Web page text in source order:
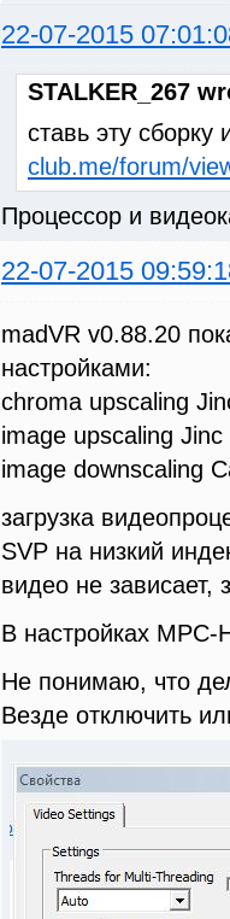
22-07-2015
STALKER_267
ставь эту сборку
club.me/forum/
Процессор и
22-07-2015
madVR v0.88.20
настройками:
chroma upscaling
image upscaling
image downscaling
загрузка
SVP на низкий
видео не зависает,
В настройках
Не понимаю, что
Везде отключить